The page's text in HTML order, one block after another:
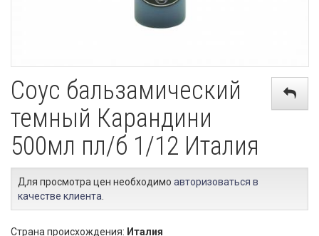
Соус бальзамический
темный Карандини
500мл пл/б 1/12 Италия
Для просмотра цен необходимо авторизоваться в
качестве клиента
Страна происхождения: Италия